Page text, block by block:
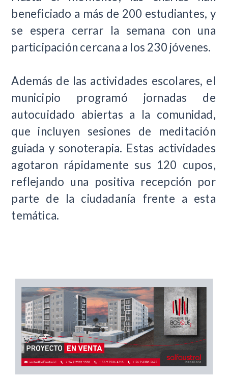
beneficiado a más de 200 estudiantes, y
se espera cerrar la semana con una
participación cercana a los 230 jóvenes.
Además de las actividades escolares, el
municipio programó jornadas de
autocuidado abiertas a la comunidad,
que incluyen sesiones de meditación
guiada y sonoterapia. Estas actividades
agotaron rápidamente sus 120 cupos,
reflejando una positiva recepción por
parte de la ciudadanía frente a esta
temática.